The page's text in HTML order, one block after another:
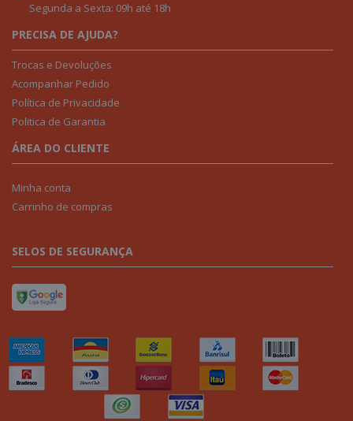
Segunda a Sexta: 09h até 18h
PRECISA DE AJUDA?
Trocas e Devoluções
Acompanhar Pedido
Política de Privacidade
Politica de Garantia
ÁREA DO CLIENTE
Minha conta
Carrinho de compras
SELOS DE SEGURANÇA